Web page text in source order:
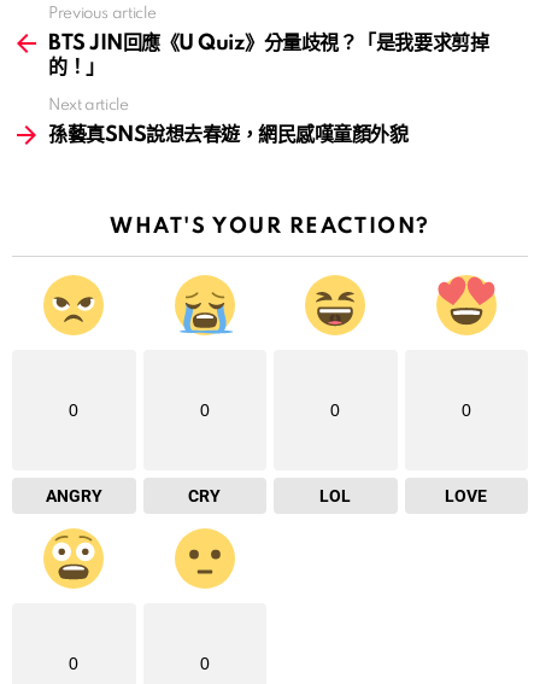
more
Previous article
BTS JIN回應《U Quiz》分量歧視？「是我要求剪掉
的！」
Next article
孫藝真SNS說想去春遊，網民感嘆童顏外貌
WHAT'S YOUR REACTION?
0
ANGRY
0
CRY
0
LOL
0
LOVE
0 0